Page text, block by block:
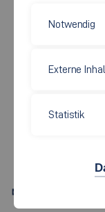
Maschinen
Notwendig
Externe
Statistik